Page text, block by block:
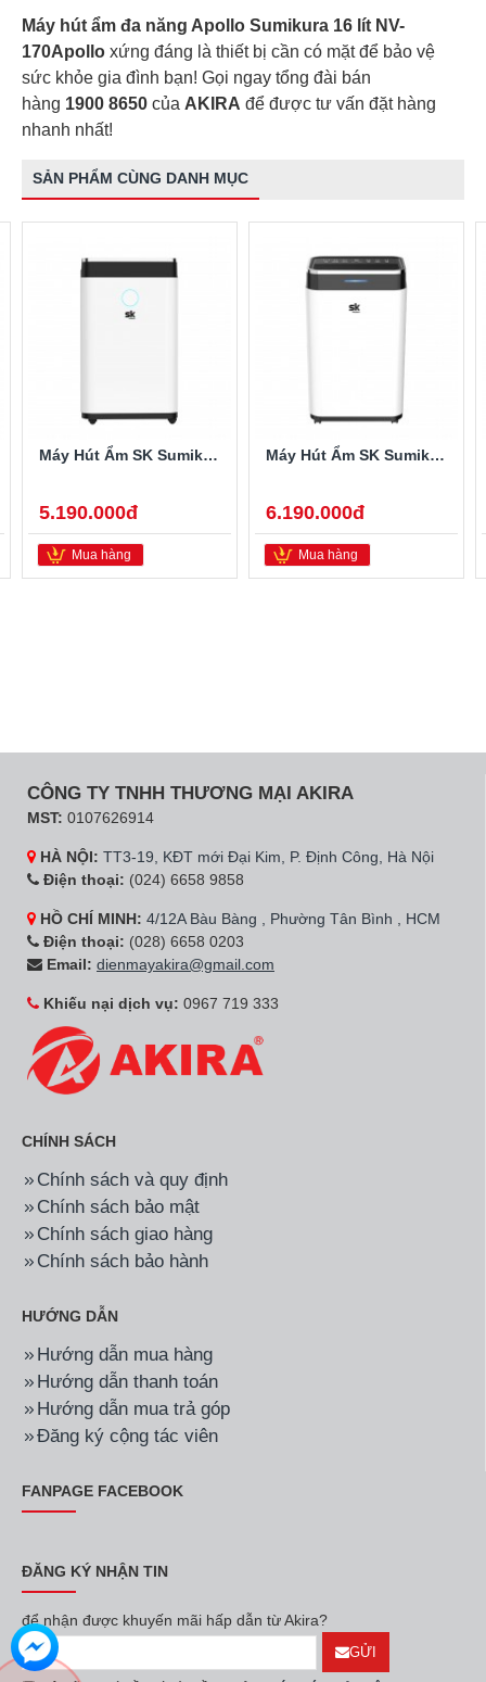
Máy hút ẩm đa năng Apollo Sumikura 16 lít NV-
170Apollo xứng đáng là thiết bị cần có mặt để bảo vệ
sức khỏe gia đình bạn! Gọi ngay tổng đài bán
hàng 1900 8650 của AKIRA để được tư vấn đặt hàng
nhanh nhất!
SẢN PHẨM CÙNG DANH MỤC
Máy Hút Ẩm SK Sumikura 20 Lít SK-220LA
5.190.000đ
Mua hàng
Máy Hút Ẩm SK Sumikura 25 Lít SK-260LA
6.190.000đ
Mua hàng
CÔNG TY TNHH THƯƠNG MẠI AKIRA
MST: 0107626914
HÀ NỘI: TT3-19, KĐT mới Đại Kim, P. Định Công, Hà Nội
Điện thoại: (024) 6658 9858
HỒ CHÍ MINH: 4/12A Bàu Bàng , Phường Tân Bình , HCM
Điện thoại: (028) 6658 0203
Email: dienmayakira@gmail.com
Khiếu nại dịch vụ: 0967 719 333
CHÍNH SÁCH
Chính sách và quy định
Chính sách bảo mật
Chính sách giao hàng
Chính sách bảo hành
HƯỚNG DẪN
Hướng dẫn mua hàng
Hướng dẫn thanh toán
Hướng dẫn mua trả góp
Đăng ký cộng tác viên
FANPAGE FACEBOOK
ĐĂNG KÝ NHẬN TIN
để nhận được khuyến mãi hấp dẫn từ Akira?
GỬI